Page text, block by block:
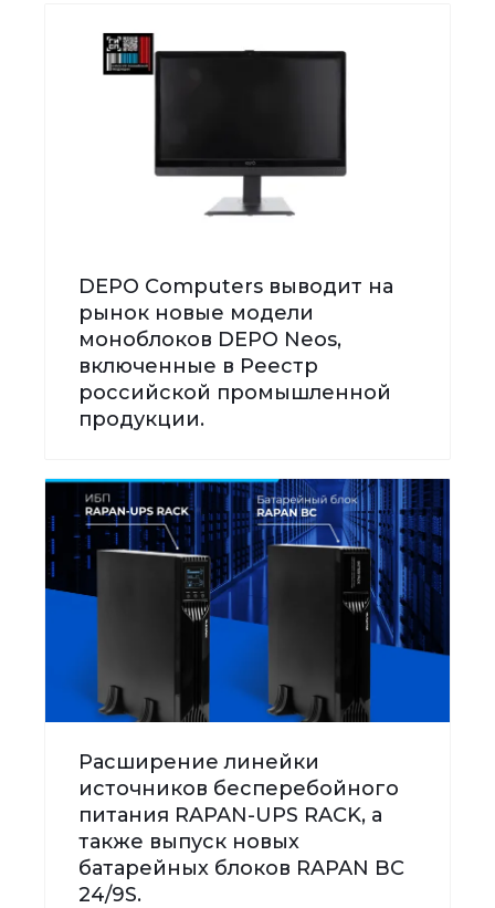
DEPO Computers выводит на
рынок новые модели
моноблоков DEPO Neos,
включенные в Реестр
российской промышленной
продукции.
Расширение линейки
источников бесперебойного
питания RAPAN-UPS RACK, а
также выпуск новых
батарейных блоков RAPAN BC
24/9S.